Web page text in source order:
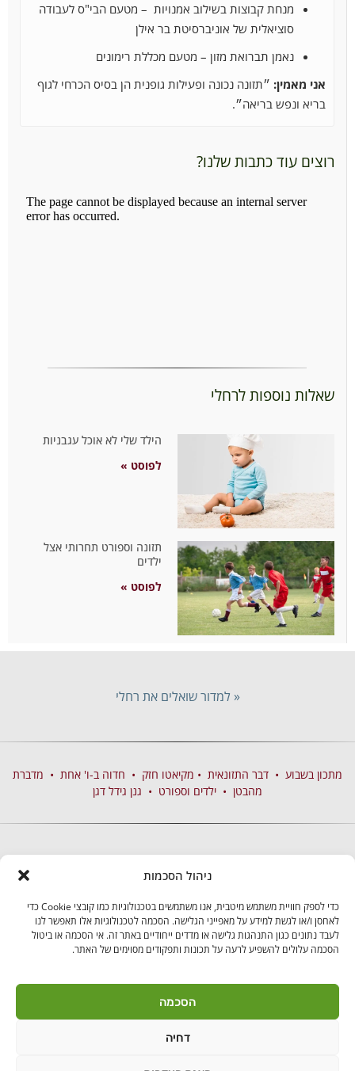
ניהול הסכמות
כדי לספק חוויית משתמש מיטבית, אנו משתמשים בטכנולוגיות כמו קובצי Cookie כדי
לאחסן ו/או לגשת למידע על מאפייני הגלישה. הסכמה לטכנולוגיות אלו תאפשר לנו
לעבד נתונים כגון התנהגות גלישה או מדדים ייחודיים באתר זה. אי הסכמה או ביטול
הסכמה עלולים להשפיע לרעה על תכונות ותפקודים מסוימים של האתר.
הסכמה
דחיה
מנחת קבוצות בשילוב אמנויות – מטעם הבי"ס לעבודה
סוציאלית של אוניברסיטת בר אילן
נאמן תברואת מזון – מטעם מכללת רימונים
אני מאמין: ״תזונה נכונה ופעילות גופנית הן בסיס הכרחי לגוף
בריא ונפש בריאה״.
רוצים עוד כתבות שלנו?
שאלות נוספות לרחלי
הילד שלי לא אוכל עגבניות
לפוסט »
תזונה וספורט תחרותי אצל
ילדים
לפוסט »
« למדור שואלים את רחלי
מתכון בשבוע • דבר התזונאית • מקיאטו חזק • חדוה ב-ו' אחת • מדברת
מהבטן • ילדים וספורט • גנן גידל דגן
בקרו אותנו